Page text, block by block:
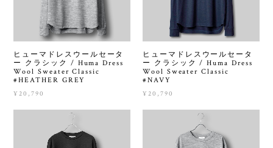
ヒューマドレスウールセータ
ー クラシック / Huma Dress
Wool Sweater Classic
#HEATHER GREY
¥20,790
ヒューマドレスウールセータ
ー クラシック / Huma Dress
Wool Sweater Classic
#NAVY
¥20,790